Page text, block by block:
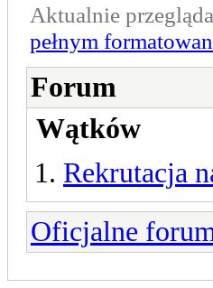
Aktualnie
pełnym
Forum
Wątków
Rekrutacja
Oficjalne